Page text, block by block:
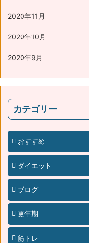
2020年11月
2020年10月
2020年9月
カテゴリー
おすすめ
ダイエット
ブログ
更年期
筋トレ